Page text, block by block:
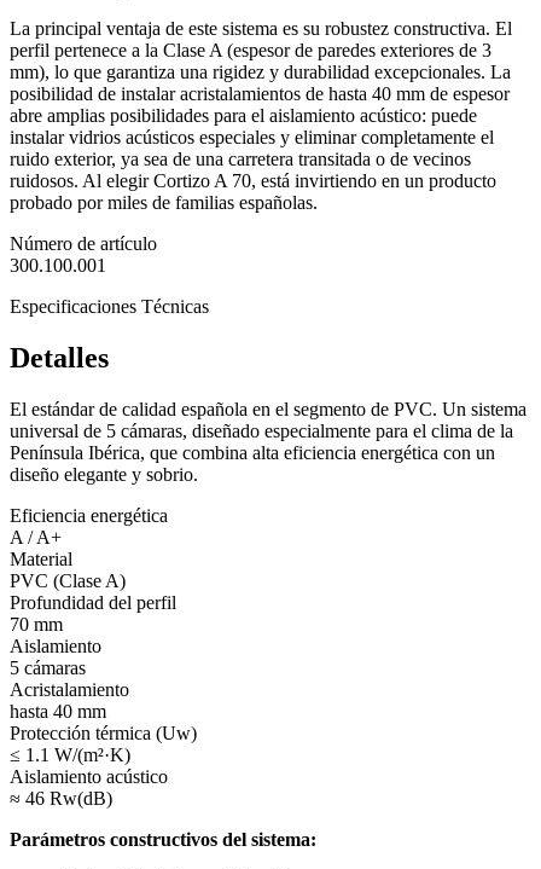
La principal ventaja de este sistema es su robustez constructiva. El
perfil pertenece a la Clase A (espesor de paredes exteriores de 3
mm), lo que garantiza una rigidez y durabilidad excepcionales. La
posibilidad de instalar acristalamientos de hasta 40 mm de espesor
abre amplias posibilidades para el aislamiento acústico: puede
instalar vidrios acústicos especiales y eliminar completamente el
ruido exterior, ya sea de una carretera transitada o de vecinos
ruidosos. Al elegir Cortizo A 70, está invirtiendo en un producto
probado por miles de familias españolas.
Número de artículo
300.100.001
Especificaciones Técnicas
Detalles
El estándar de calidad española en el segmento de PVC. Un sistema
universal de 5 cámaras, diseñado especialmente para el clima de la
Península Ibérica, que combina alta eficiencia energética con un
diseño elegante y sobrio.
Eficiencia energética
A / A+
Material
PVC (Clase A)
Profundidad del perfil
70 mm
Aislamiento
5 cámaras
Acristalamiento
hasta 40 mm
Protección térmica (Uw)
≤ 1.1 W/(m²·K)
Aislamiento acústico
≈ 46 Rw(dB)
Parámetros constructivos del sistema: